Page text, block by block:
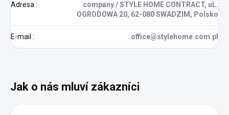
Adresa :
company / STYLE HOME CONTRACT, uL.
OGRODOWA 20, 62-080 SWADZIM, Polsko
E-mail : office@stylehome.com.pl